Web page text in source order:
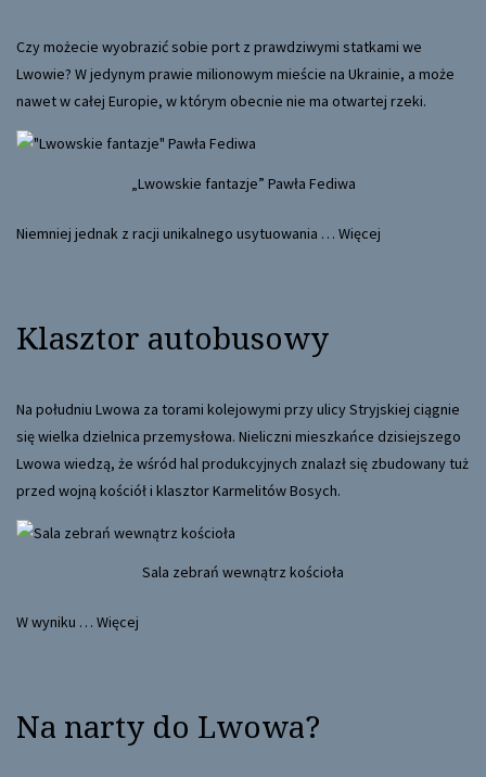
Czy możecie wyobrazić sobie port z prawdziwymi statkami we
Lwowie? W jedynym prawie milionowym mieście na Ukrainie, a może
nawet w całej Europie, w którym obecnie nie ma otwartej rzeki.
„Lwowskie fantazje” Pawła Fediwa
Niemniej jednak z racji unikalnego usytuowania … Więcej
Klasztor autobusowy
Na południu Lwowa za torami kolejowymi przy ulicy Stryjskiej ciągnie
się wielka dzielnica przemysłowa. Nieliczni mieszkańce dzisiejszego
Lwowa wiedzą, że wśród hal produkcyjnych znalazł się zbudowany tuż
przed wojną kościół i klasztor Karmelitów Bosych.
Sala zebrań wewnątrz kościoła
W wyniku … Więcej
Na narty do Lwowa?